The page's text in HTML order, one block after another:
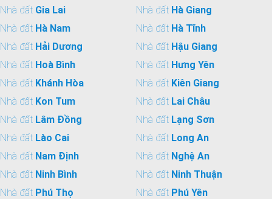
Nhà đất Gia Lai Nhà đất Hà Giang
Nhà đất Hà Nam Nhà đất Hà Tĩnh
Nhà đất Hải Dương Nhà đất Hậu Giang
Nhà đất Hoà Bình Nhà đất Hưng Yên
Nhà đất Khánh Hòa Nhà đất Kiên Giang
Nhà đất Kon Tum Nhà đất Lai Châu
Nhà đất Lâm Đồng Nhà đất Lạng Sơn
Nhà đất Lào Cai Nhà đất Long An
Nhà đất Nam Định Nhà đất Nghệ An
Nhà đất Ninh Bình Nhà đất Ninh Thuận
Nhà đất Phú Thọ Nhà đất Phú Yên